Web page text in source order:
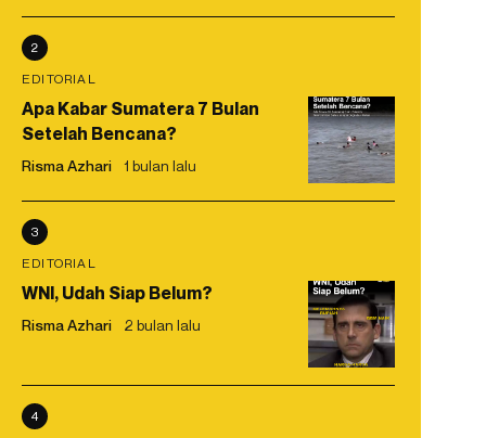
2
EDITORIAL
Apa Kabar Sumatera 7 Bulan
Setelah Bencana?
Risma Azhari 1 bulan lalu
3
EDITORIAL
WNI, Udah Siap Belum?
Risma Azhari 2 bulan lalu
4